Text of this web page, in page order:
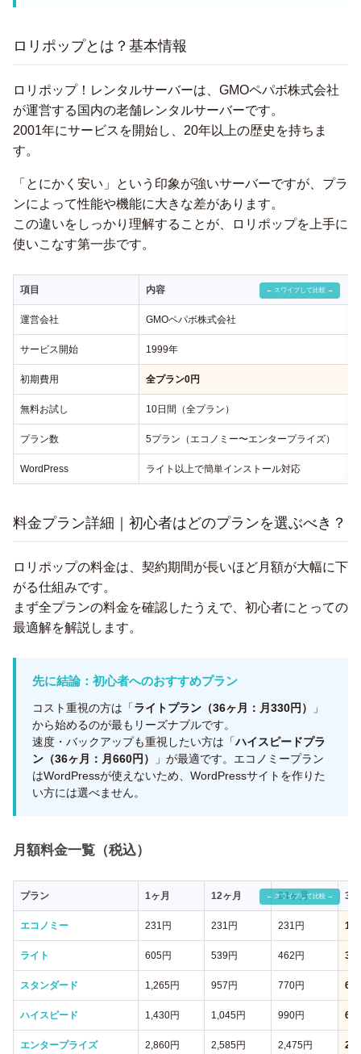
ロリポップとは？基本情報
ロリポップ！レンタルサーバーは、GMOペパボ株式会社
が運営する国内の老舗レンタルサーバーです。
2001年にサービスを開始し、20年以上の歴史を持ちま
す。
「とにかく安い」という印象が強いサーバーですが、プラ
ンによって性能や機能に大きな差があります。
この違いをしっかり理解することが、ロリポップを上手に
使いこなす第一歩です。
項目 内容
運営会社 GMOペパボ株式会社
サービス開始 1999年
初期費用 全プラン0円
無料お試し 10日間（全プラン）
プラン数 5プラン（エコノミー〜エンタープライズ）
WordPress ライト以上で簡単インストール対応
料金プラン詳細｜初心者はどのプランを選ぶべき？
ロリポップの料金は、契約期間が長いほど月額が大幅に下
がる仕組みです。
まず全プランの料金を確認したうえで、初心者にとっての
最適解を解説します。
先に結論：初心者へのおすすめプラン
コスト重視の方は「ライトプラン（36ヶ月：月330円）
」
から始めるのが最もリーズナブルです。
速度・バックアップも重視したい方は「ハイスピードプラ
ン（36ヶ月：月660円）
」が最適です。エコノミープラン
はWordPressが使えないため、WordPressサイトを作りた
い方には選べません。
月額料金一覧（税込）
プラン 1ヶ月 12ヶ月 24ヶ月 36
エコノミー 231円 231円 231円
ライト 605円 539円 462円
スタンダード 1,265円 957円 770円
ハイスピード 1,430円 1,045円 990円
エンタープライズ 2,860円 2,585円 2,475円